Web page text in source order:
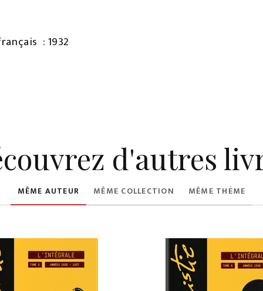
: 1932
d'autres
MÊME AUTEUR MÊME COLLECTION MÊME THÈME